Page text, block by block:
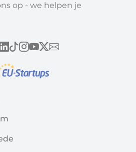
op - we helpen je